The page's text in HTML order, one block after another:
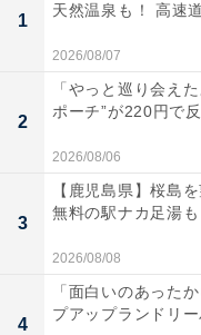
詳細情報
1
天然温泉も！ 高速
2026/08/07
2
「やっと巡り会え
ポーチ”が220円で
2026/08/06
3
【鹿児島県】桜島
無料の駅ナカ足湯
2026/08/08
4
「面白いのあった
プアップランドリ